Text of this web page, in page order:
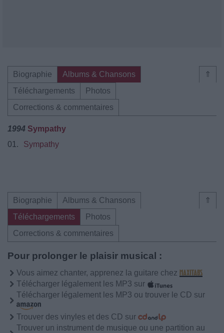
⇑
Biographie
Albums & Chansons
Téléchargements
Photos
Corrections & commentaires
1994 Sympathy
01.
Sympathy
⇑
Biographie
Albums & Chansons
Téléchargements
Photos
Corrections & commentaires
Pour prolonger le plaisir musical :
Vous aimez chanter, apprenez la guitare chez
Télécharger légalement les MP3 sur
Télécharger légalement les MP3 ou trouver le CD sur
Trouver des vinyles et des CD sur
Trouver un instrument de musique ou une partition au